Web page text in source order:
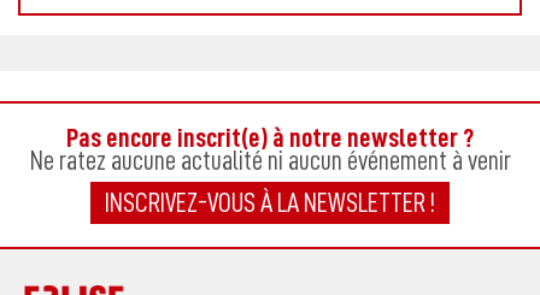
Pas encore inscrit(e) à notre newsletter ?
Ne ratez aucune actualité ni aucun événement à venir
INSCRIVEZ-VOUS À LA NEWSLETTER !